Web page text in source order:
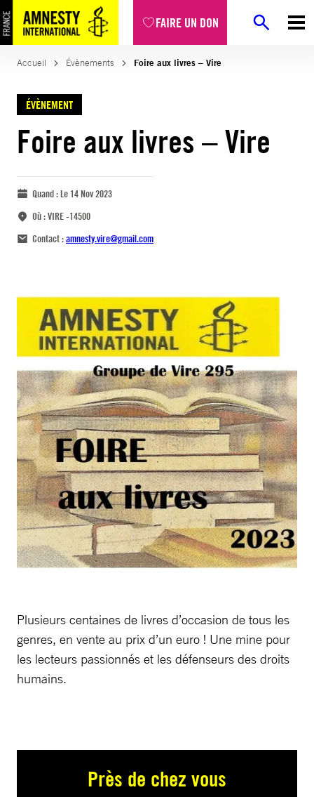
FAIRE UN DON
Accueil Évènements Foire aux livres – Vire
ÉVÈNEMENT
Foire aux livres – Vire
Quand :Le 14 Nov 2023
Où :VIRE -14500
Contact :amnesty.vire@gmail.com
Plusieurs centaines de livres d’occasion de tous les
genres, en vente au prix d’un euro ! Une mine pour
les lecteurs passionnés et les défenseurs des droits
humains.
Près de chez vous